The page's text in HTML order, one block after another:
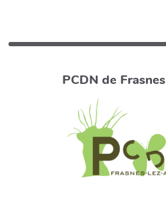
PCDN de Frasnes